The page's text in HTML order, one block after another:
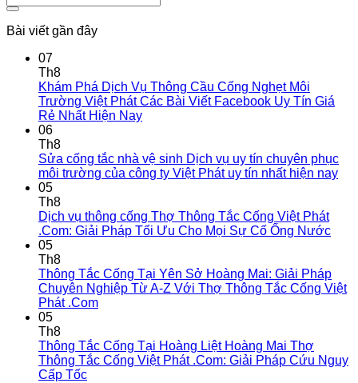
Bài viết gần đây
07
Th8
Khám Phá Dịch Vụ Thông Cầu Cống Nghẹt Môi
Trường Việt Phát Các Bài Viết Facebook Uy Tín Giá
Rẻ Nhất Hiện Nay
06
Th8
Sửa cống tắc nhà vệ sinh Dịch vụ uy tín chuyên phục
môi trường của công ty Việt Phát uy tín nhất hiện nay
05
Th8
Dịch vụ thông cống Thợ Thông Tắc Cống Việt Phát
.Com: Giải Pháp Tối Ưu Cho Mọi Sự Cố Ống Nước
05
Th8
Thông Tắc Cống Tại Yên Sở Hoàng Mai: Giải Pháp
Chuyên Nghiệp Từ A-Z Với Thợ Thông Tắc Cống Việt
Phát .Com
05
Th8
Thông Tắc Cống Tại Hoàng Liệt Hoàng Mai Thợ
Thông Tắc Cống Việt Phát .Com: Giải Pháp Cứu Nguy
Cấp Tốc